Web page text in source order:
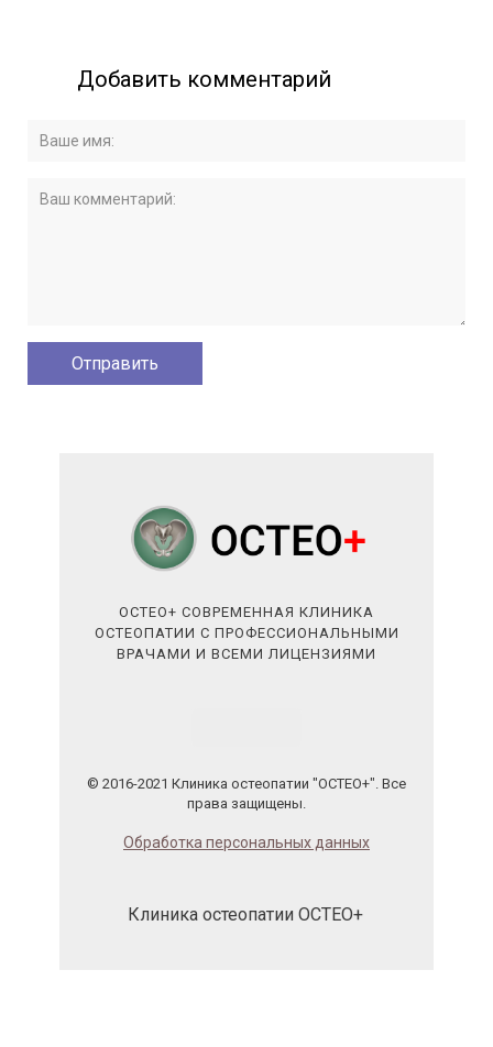
Добавить комментарий
ОСТЕО+ СОВРЕМЕННАЯ КЛИНИКА
ОСТЕОПАТИИ С ПРОФЕССИОНАЛЬНЫМИ
ВРАЧАМИ И ВСЕМИ ЛИЦЕНЗИЯМИ
© 2016-2021 Клиника остеопатии "ОСТЕО+". Все
права защищены.
Обработка персональных данных
Клиника остеопатии ОСТЕО+